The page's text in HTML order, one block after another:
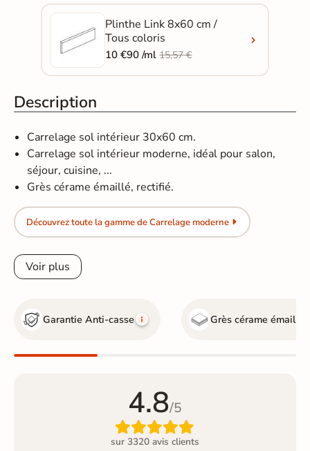
Plinthe Link 8x60 cm /
Tous coloris
10 €90 /ml15,57 €
Description
Carrelage sol intérieur 30x60 cm.
Carrelage sol intérieur moderne, idéal pour salon,
séjour, cuisine, ...
Grès cérame émaillé, rectifié.
Découvrez toute la gamme de Carrelage moderne
Voir plus
Garantie Anti-casse Grès cérame émaillé
4.8/5

sur 3320 avis clients